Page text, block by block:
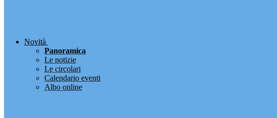
Novità
Panoramica
Le notizie
Le circolari
Calendario eventi
Albo online